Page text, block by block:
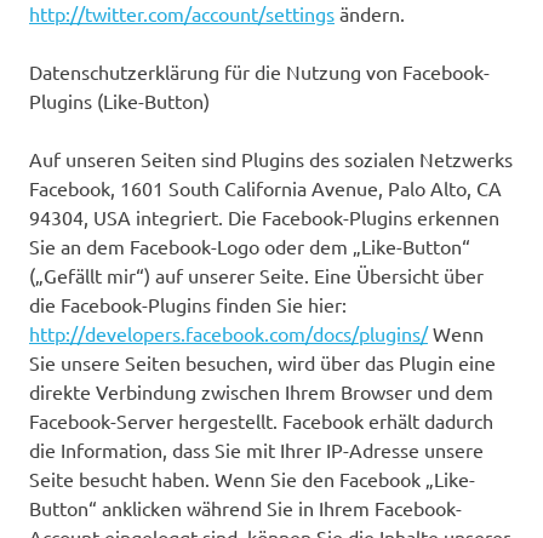
http://twitter.com/account/settings ändern.
Datenschutzerklärung für die Nutzung von Facebook-
Plugins (Like-Button)
Auf unseren Seiten sind Plugins des sozialen Netzwerks
Facebook, 1601 South California Avenue, Palo Alto, CA
94304, USA integriert. Die Facebook-Plugins erkennen
Sie an dem Facebook-Logo oder dem „Like-Button“
(„Gefällt mir“) auf unserer Seite. Eine Übersicht über
die Facebook-Plugins finden Sie hier:
http://developers.facebook.com/docs/plugins/Wenn
Sie unsere Seiten besuchen, wird über das Plugin eine
direkte Verbindung zwischen Ihrem Browser und dem
Facebook-Server hergestellt. Facebook erhält dadurch
die Information, dass Sie mit Ihrer IP-Adresse unsere
Seite besucht haben. Wenn Sie den Facebook „Like-
Button“ anklicken während Sie in Ihrem Facebook-